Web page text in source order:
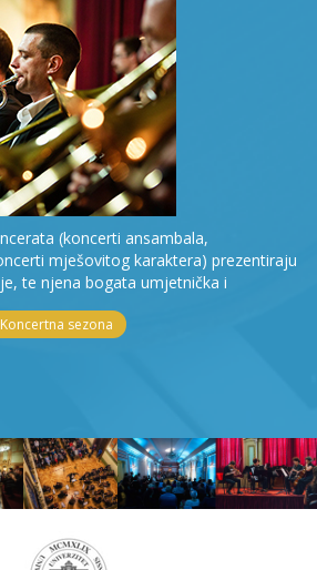
(koncerti ansambala,
mješovitog karaktera) prezentiraju
te njena bogata umjetnička i
Koncertna sezona